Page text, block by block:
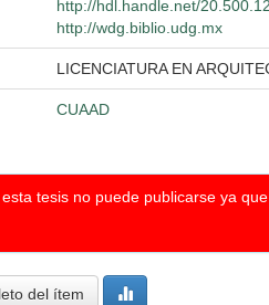
http://hdl.handle.net/
http://wdg.biblio.udg.mx
LICENCIATURA EN
CUAAD
tesis no puede publicarse ya
del ítem